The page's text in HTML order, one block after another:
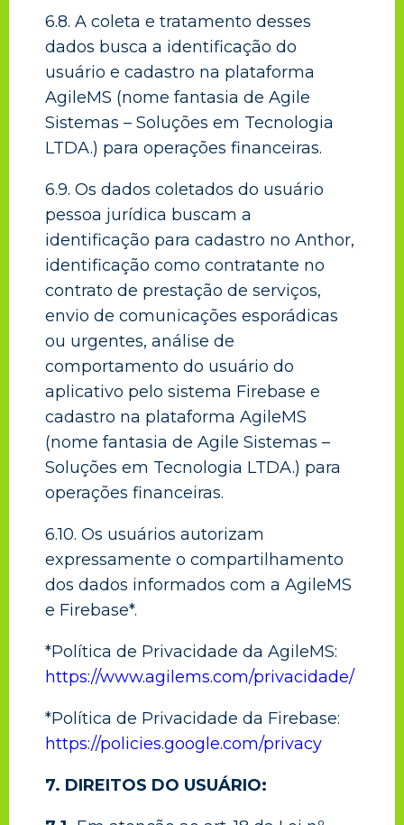
6.8. A coleta e tratamento desses
dados busca a identificação do
usuário e cadastro na plataforma
AgileMS (nome fantasia de Agile
Sistemas – Soluções em Tecnologia
LTDA.) para operações financeiras.
6.9. Os dados coletados do usuário
pessoa jurídica buscam a
identificação para cadastro no Anthor,
identificação como contratante no
contrato de prestação de serviços,
envio de comunicações esporádicas
ou urgentes, análise de
comportamento do usuário do
aplicativo pelo sistema Firebase e
cadastro na plataforma AgileMS
(nome fantasia de Agile Sistemas –
Soluções em Tecnologia LTDA.) para
operações financeiras.
6.10. Os usuários autorizam
expressamente o compartilhamento
dos dados informados com a AgileMS
e Firebase*.
*Política de Privacidade da AgileMS:
https://www.agilems.com/privacidade/
*Política de Privacidade da Firebase:
https://policies.google.com/privacy
7. DIREITOS DO USUÁRIO: